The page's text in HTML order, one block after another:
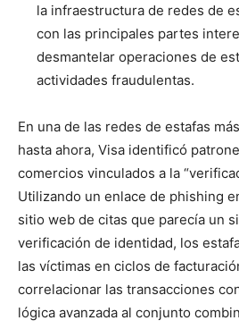
la infraestructura de redes de
con las principales partes
desmantelar operaciones de
actividades fraudulentas.
En una de las redes de estafas
hasta ahora, Visa identificó
comercios vinculados a la
Utilizando un enlace de phishing
sitio web de citas que parecía un
verificación de identidad, los
las víctimas en ciclos de
correlacionar las transacciones
lógica avanzada al conjunto